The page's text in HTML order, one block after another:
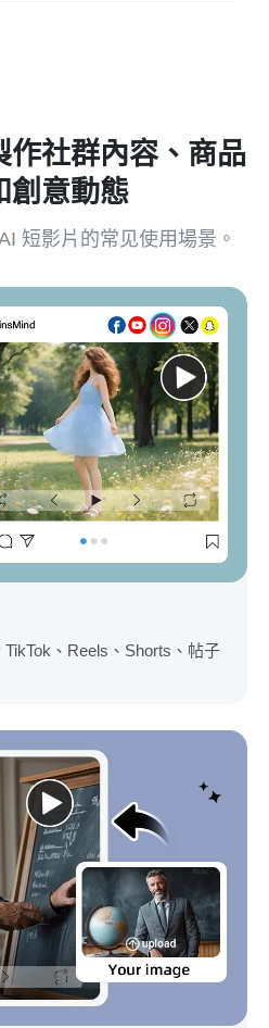
作社群內容、商品
創意動態
短影片的常见使用場景。
、Reels、Shorts、帖子